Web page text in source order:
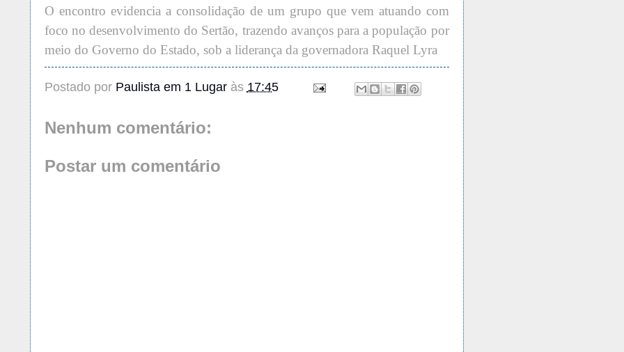
O encontro evidencia a consolidação de um grupo que vem atuando com
foco no desenvolvimento do Sertão, trazendo avanços para a população por
meio do Governo do Estado, sob a liderança da governadora Raquel Lyra
Postado por Paulista em 1 Lugar às 17:45
Nenhum comentário:
Postar um comentário